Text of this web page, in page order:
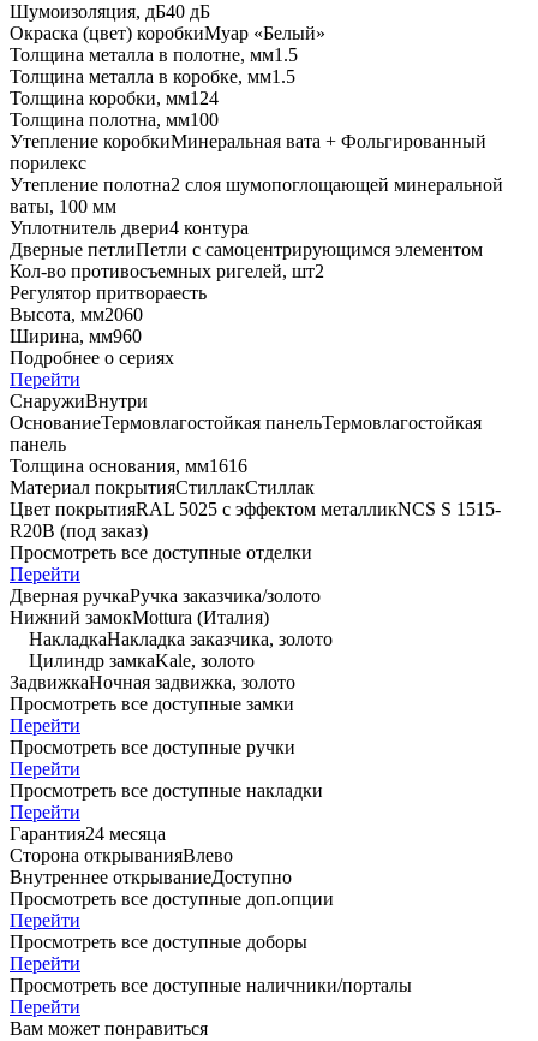
Шумоизоляция, дБ40 дБ
Окраска (цвет) коробкиМуар «Белый»
Толщина металла в полотне, мм1.5
Толщина металла в коробке, мм1.5
Толщина коробки, мм124
Толщина полотна, мм100
Утепление коробкиМинеральная вата + Фольгированный
порилекс
Утепление полотна2 слоя шумопоглощающей минеральной
ваты, 100 мм
Уплотнитель двери4 контура
Дверные петлиПетли с самоцентрирующимся элементом
Кол-во противосъемных ригелей, шт2
Регулятор притвораесть
Высота, мм2060
Ширина, мм960
Подробнее о сериях
Перейти
СнаружиВнутри
ОснованиеТермовлагостойкая панельТермовлагостойкая
панель
Толщина основания, мм1616
Материал покрытияСтиллакСтиллак
Цвет покрытияRAL 5025 c эффектом металликNCS S 1515-
R20B (под заказ)
Просмотреть все доступные отделки
Перейти
Дверная ручкаРучка заказчика/золото
Нижний замокMottura (Италия)
НакладкаНакладка заказчика, золото
Цилиндр замкаKale, золото
ЗадвижкаНочная задвижка, золото
Просмотреть все доступные замки
Перейти
Просмотреть все доступные ручки
Перейти
Просмотреть все доступные накладки
Перейти
Гарантия24 месяца
Сторона открыванияВлево
Внутреннее открываниеДоступно
Просмотреть все доступные доп.опции
Перейти
Просмотреть все доступные доборы
Перейти
Просмотреть все доступные наличники/порталы
Перейти
Вам может понравиться